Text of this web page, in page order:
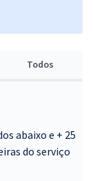
Todos
abaixo e + 25
do serviço